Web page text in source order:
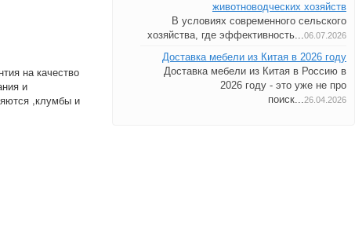
на качество
и
,клумбы и
животноводческих хозяйств
В условиях современного сельского
хозяйства, где эффективность...06.07.2026
Доставка мебели из Китая в 2026 году
Доставка мебели из Китая в Россию в
2026 году - это уже не про
поиск...26.04.2026